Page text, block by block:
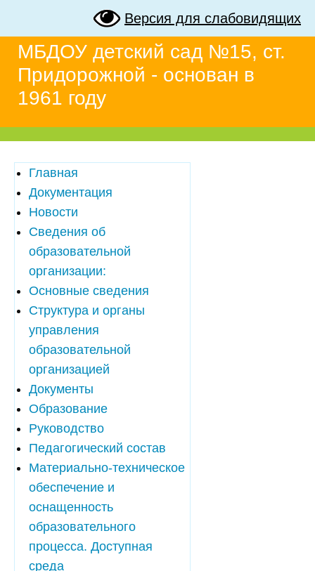
Версия для слабовидящих
МБДОУ детский сад №15, ст.
Придорожной - основан в
1961 году
Главная
Документация
Новости
Сведения об
образовательной
организации:
Основные сведения
Структура и органы
управления
образовательной
организацией
Документы
Образование
Руководство
Педагогический состав
Материально-техническое
обеспечение и
оснащенность
образовательного
процесса. Доступная
среда